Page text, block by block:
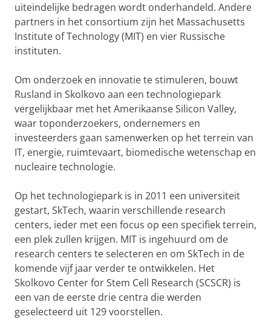
uiteindelijke bedragen wordt onderhandeld. Andere
partners in het consortium zijn het Massachusetts
Institute of Technology (MIT) en vier Russische
instituten.
Om onderzoek en innovatie te stimuleren, bouwt
Rusland in Skolkovo aan een technologiepark
vergelijkbaar met het Amerikaanse Silicon Valley,
waar toponderzoekers, ondernemers en
investeerders gaan samenwerken op het terrein van
IT, energie, ruimtevaart, biomedische wetenschap en
nucleaire technologie.
Op het technologiepark is in 2011 een universiteit
gestart, SkTech, waarin verschillende research
centers, ieder met een focus op een specifiek terrein,
een plek zullen krijgen. MIT is ingehuurd om de
research centers te selecteren en om SkTech in de
komende vijf jaar verder te ontwikkelen. Het
Skolkovo Center for Stem Cell Research (SCSCR) is
een van de eerste drie centra die werden
geselecteerd uit 129 voorstellen.